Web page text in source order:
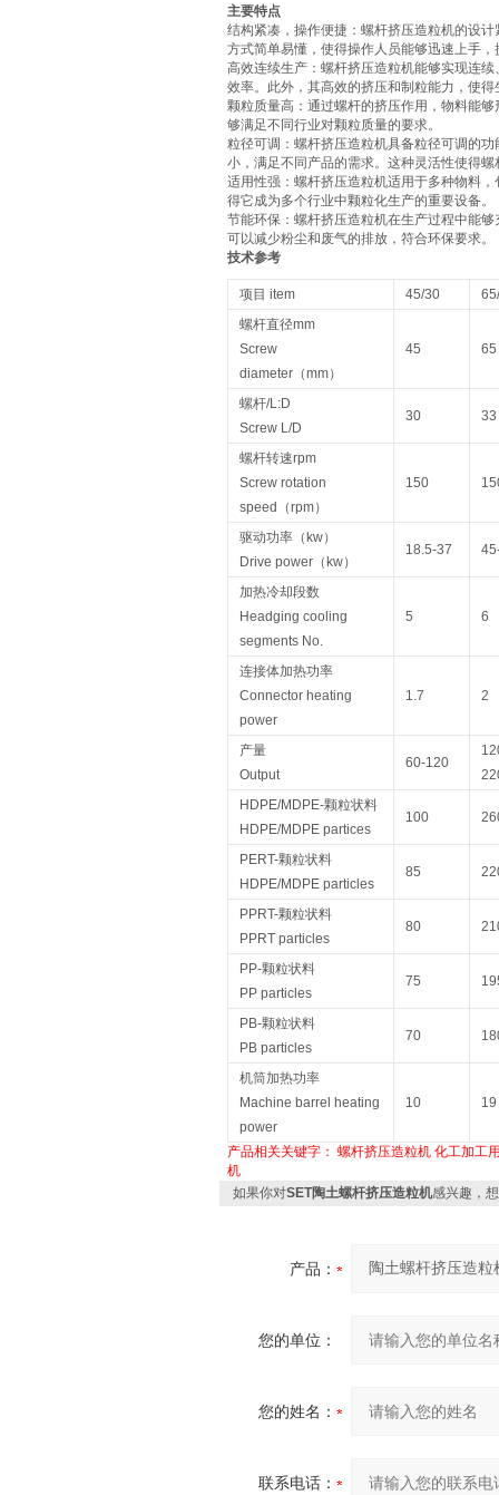
主要特点
结构紧凑，操作便捷‌：螺杆挤压造粒机的设
方式简单易懂，使得操作人员能够迅速上手，
高效连续生产‌：螺杆挤压造粒机能够实现连
效率。此外，其高效的挤压和制粒能力，使
颗粒质量高‌：通过螺杆的挤压作用，物料能
够满足不同行业对颗粒质量的要求‌。
粒径可调‌：螺杆挤压造粒机具备粒径可调的
小，满足不同产品的需求。这种灵活性使得
适用性强‌：螺杆挤压造粒机适用于多种物料
得它成为多个行业中颗粒化生产的重要设备‌。
节能环保‌：螺杆挤压造粒机在生产过程中能
可以减少粉尘和废气的排放，符合环保要求‌。
技术参考
项目 item 45/30
螺杆直径mm
Screw
diameter（mm）
45 65
螺杆/L:D
Screw L/D
30 33
螺杆转速rpm
Screw rotation
speed（rpm）
150
驱动功率（kw）
Drive power（kw）
18.5-37
加热冷却段数
Headging cooling
segments No.
5 6
连接体加热功率
Connector heating
power
1.7 2
产量
Output
60-120
HDPE/MDPE-颗粒状料
HDPE/MDPE partices
100
PERT-颗粒状料
HDPE/MDPE particles
85
PPRT-颗粒状料
PPRT particles
80
PP-颗粒状料
PP particles
75
PB-颗粒状料
PB particles
70
机筒加热功率
Machine barrel heating
power
10 19
产品相关关键字： 螺杆挤压造粒机 化工加工
机
如果你对SET陶土螺杆挤压造粒机感兴趣，
产品：
您的单位：
您的姓名：
联系电话：